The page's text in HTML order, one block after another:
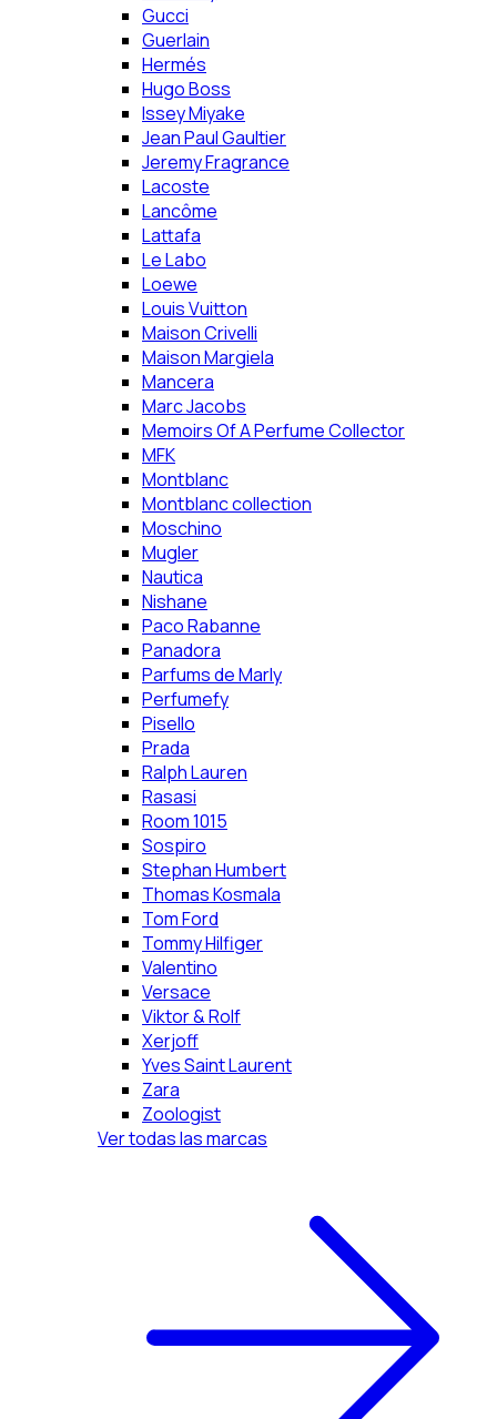
Gucci
Guerlain
Hermés
Hugo Boss
Issey Miyake
Jean Paul Gaultier
Jeremy Fragrance
Lacoste
Lancôme
Lattafa
Le Labo
Loewe
Louis Vuitton
Maison Crivelli
Maison Margiela
Mancera
Marc Jacobs
Memoirs Of A Perfume Collector
MFK
Montblanc
Montblanc collection
Moschino
Mugler
Nautica
Nishane
Paco Rabanne
Panadora
Parfums de Marly
Perfumefy
Pisello
Prada
Ralph Lauren
Rasasi
Room 1015
Sospiro
Stephan Humbert
Thomas Kosmala
Tom Ford
Tommy Hilfiger
Valentino
Versace
Viktor & Rolf
Xerjoff
Yves Saint Laurent
Zara
Zoologist
Ver todas las marcas